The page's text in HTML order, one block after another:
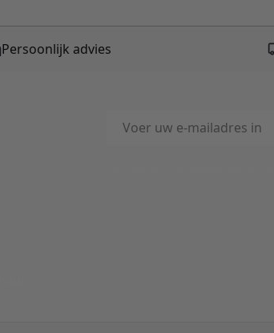
Persoonlijk advies
E-mailadres